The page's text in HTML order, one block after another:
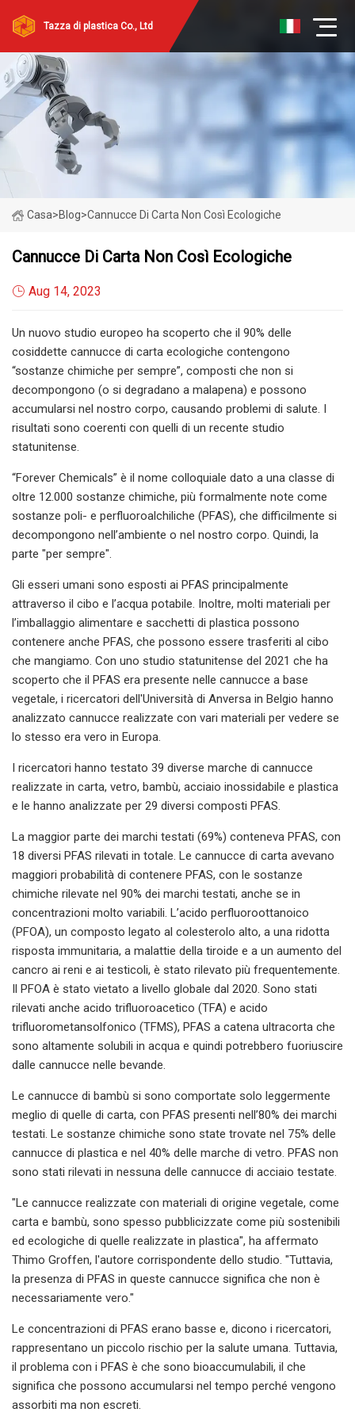
Tazza di plastica Co., Ltd
Casa>Blog>Cannucce Di Carta Non Così Ecologiche
Cannucce Di Carta Non Così Ecologiche
Aug 14, 2023
Un nuovo studio europeo ha scoperto che il 90% delle
cosiddette cannucce di carta ecologiche contengono
“sostanze chimiche per sempre”, composti che non si
decompongono (o si degradano a malapena) e possono
accumularsi nel nostro corpo, causando problemi di salute. I
risultati sono coerenti con quelli di un recente studio
statunitense.
“Forever Chemicals” è il nome colloquiale dato a una classe di
oltre 12.000 sostanze chimiche, più formalmente note come
sostanze poli- e perfluoroalchiliche (PFAS), che difficilmente si
decompongono nell’ambiente o nel nostro corpo. Quindi, la
parte "per sempre".
Gli esseri umani sono esposti ai PFAS principalmente
attraverso il cibo e l’acqua potabile. Inoltre, molti materiali per
l’imballaggio alimentare e sacchetti di plastica possono
contenere anche PFAS, che possono essere trasferiti al cibo
che mangiamo. Con uno studio statunitense del 2021 che ha
scoperto che il PFAS era presente nelle cannucce a base
vegetale, i ricercatori dell'Università di Anversa in Belgio hanno
analizzato cannucce realizzate con vari materiali per vedere se
lo stesso era vero in Europa.
I ricercatori hanno testato 39 diverse marche di cannucce
realizzate in carta, vetro, bambù, acciaio inossidabile e plastica
e le hanno analizzate per 29 diversi composti PFAS.
La maggior parte dei marchi testati (69%) conteneva PFAS, con
18 diversi PFAS rilevati in totale. Le cannucce di carta avevano
maggiori probabilità di contenere PFAS, con le sostanze
chimiche rilevate nel 90% dei marchi testati, anche se in
concentrazioni molto variabili. L’acido perfluoroottanoico
(PFOA), un composto legato al colesterolo alto, a una ridotta
risposta immunitaria, a malattie della tiroide e a un aumento del
cancro ai reni e ai testicoli, è stato rilevato più frequentemente.
Il PFOA è stato vietato a livello globale dal 2020. Sono stati
rilevati anche acido trifluoroacetico (TFA) e acido
trifluorometansolfonico (TFMS), PFAS a catena ultracorta che
sono altamente solubili in acqua e quindi potrebbero fuoriuscire
dalle cannucce nelle bevande.
Le cannucce di bambù si sono comportate solo leggermente
meglio di quelle di carta, con PFAS presenti nell’80% dei marchi
testati. Le sostanze chimiche sono state trovate nel 75% delle
cannucce di plastica e nel 40% delle marche di vetro. PFAS non
sono stati rilevati in nessuna delle cannucce di acciaio testate.
"Le cannucce realizzate con materiali di origine vegetale, come
carta e bambù, sono spesso pubblicizzate come più sostenibili
ed ecologiche di quelle realizzate in plastica", ha affermato
Thimo Groffen, l'autore corrispondente dello studio. "Tuttavia,
la presenza di PFAS in queste cannucce significa che non è
necessariamente vero."
Le concentrazioni di PFAS erano basse e, dicono i ricercatori,
rappresentano un piccolo rischio per la salute umana. Tuttavia,
il problema con i PFAS è che sono bioaccumulabili, il che
significa che possono accumularsi nel tempo perché vengono
assorbiti ma non escreti.